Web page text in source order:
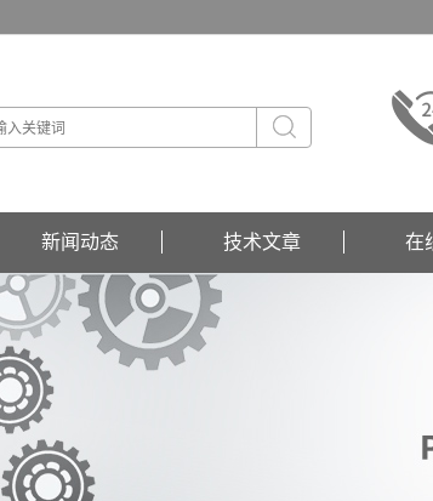
新闻动态 技术文章 在